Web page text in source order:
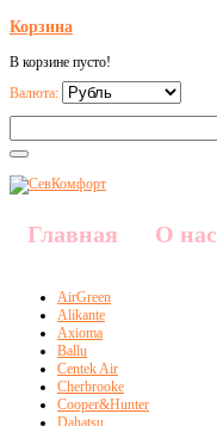
Корзина
В корзине пусто!
Валюта:
Главная О нас
AirGreen
Alikante
Axioma
Ballu
Centek Air
Cherbrooke
Cooper&Hunter
Dahatsu